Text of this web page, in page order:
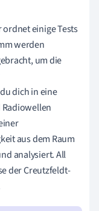
einige Tests
werden
um die
dich in eine
aus dem Raum
analysiert. All
der Creutzfeldt-